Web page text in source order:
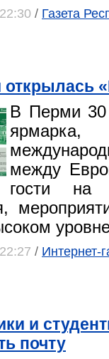
/ Газета
В Перми 30
между
гости на
/ Интернет-
и
почту